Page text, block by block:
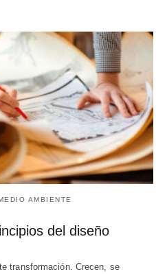
AMBIENTE
del diseño
transformación. Crecen, se